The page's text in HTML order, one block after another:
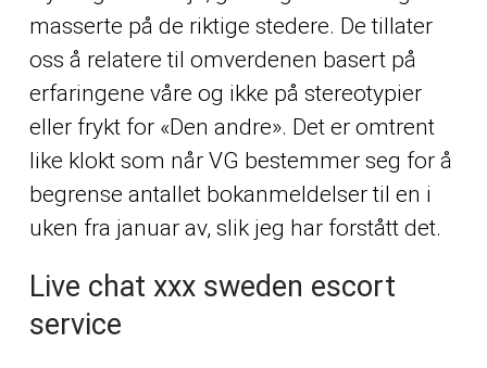
masserte på de riktige stedere. De tillater
oss å relatere til omverdenen basert på
erfaringene våre og ikke på stereotypier
eller frykt for «Den andre». Det er omtrent
like klokt som når VG bestemmer seg for å
begrense antallet bokanmeldelser til en i
uken fra januar av, slik jeg har forstått det.
Live chat xxx sweden escort
service